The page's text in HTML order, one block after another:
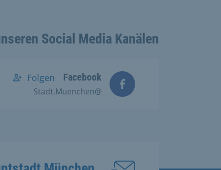
Social Media Kanälen:
Facebook
@Stadt.Muenchen
Folgen